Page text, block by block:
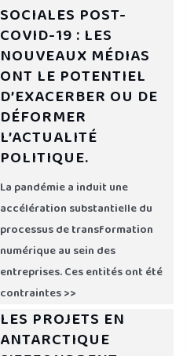
SOCIALES POST-
COVID-19 : LES
NOUVEAUX MÉDIAS
ONT LE POTENTIEL
D’EXACERBER OU DE
DÉFORMER
L’ACTUALITÉ
POLITIQUE.
La pandémie a induit une
accélération substantielle du
processus de transformation
numérique au sein des
entreprises. Ces entités ont été
contraintes >>
LES PROJETS EN
ANTARCTIQUE